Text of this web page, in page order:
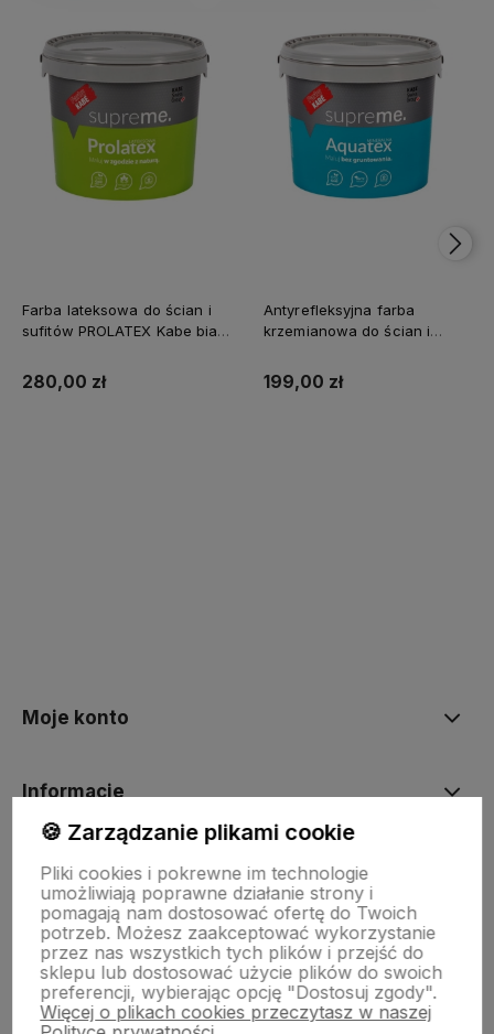
Farba lateksowa do ścian i
sufitów PROLATEX Kabe biała
matowa
280,00 zł
Antyrefleksyjna farba
krzemianowa do ścian i
199,00 zł
Moje konto
Informacje
O nas
Dostawa i płatności
Sklepy stacjonarne
🍪 Zarządzanie plikami cookie
Pliki cookies i pokrewne im technologie
umożliwiają poprawne działanie strony i
pomagają nam dostosować ofertę do Twoich
potrzeb. Możesz zaakceptować wykorzystanie
przez nas wszystkich tych plików i przejść do
sklepu lub dostosować użycie plików do swoich
preferencji, wybierając opcję "Dostosuj zgody".
Więcej o plikach cookies przeczytasz w naszej